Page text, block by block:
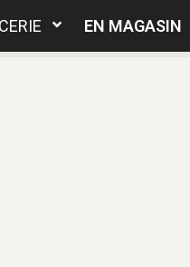
EN MAGASIN